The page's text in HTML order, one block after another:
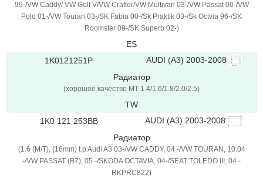
99-/VW Caddy/ VW Golf V/VW Crafter/VW Multivan 03-/VW Passat 00-/VW
Polo 01-/VW Touran 03-/SK Fabia 00-/Sk Praktik 03-/Sk Octvia 96-/SK
Roomster 09-/SK Superb 02-)
ES
1K0121251P
AUDI (A3) 2003-2008
Радиатор
(хорошое качество MT 1.4/1.6/1.8/2.0/2.5)
TW
1K0 121 253BB
AUDI (A3) 2003-2008
Радиатор
(1.6 (M/T), (16mm) t.p Audi A3 03-/VW CADDY, 04 -/VW TOURAN, 10.04
-/VW PASSAT (B7), 05 -/SKODA OCTAVIA, 04-/SEAT TOLEDO III, 04 -
RKPRC822)